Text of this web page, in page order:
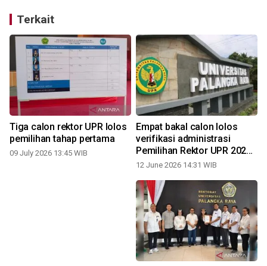
Terkait
Tiga calon rektor UPR lolos
pemilihan tahap pertama
09 July 2026 13:45 WIB
Empat bakal calon lolos
verifikasi administrasi
Pemilihan Rektor UPR 2026-
2030
12 June 2026 14:31 WIB